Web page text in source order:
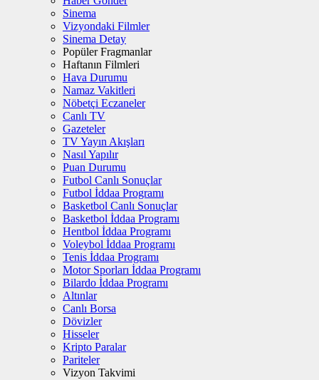
Sinema
Vizyondaki Filmler
Sinema Detay
Popüler Fragmanlar
Haftanın Filmleri
Hava Durumu
Namaz Vakitleri
Nöbetçi Eczaneler
Canlı TV
Gazeteler
TV Yayın Akışları
Nasıl Yapılır
Puan Durumu
Futbol Canlı Sonuçlar
Futbol İddaa Programı
Basketbol Canlı Sonuçlar
Basketbol İddaa Programı
Hentbol İddaa Programı
Voleybol İddaa Programı
Tenis İddaa Programı
Motor Sporları İddaa Programı
Bilardo İddaa Programı
Altınlar
Canlı Borsa
Dövizler
Hisseler
Kripto Paralar
Pariteler
Vizyon Takvimi